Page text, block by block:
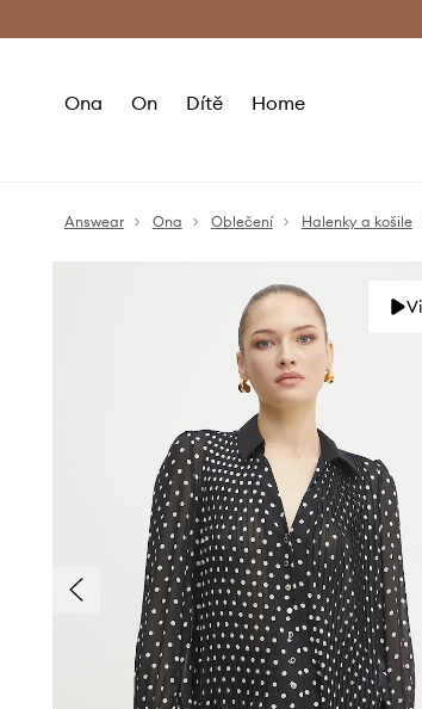
Ona On Dítě Home
Answear Ona Oblečení Halenky a košile